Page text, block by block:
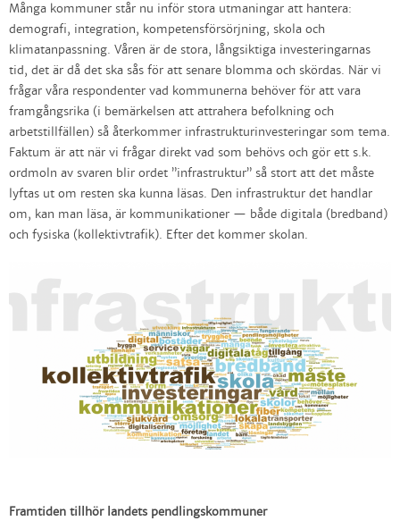
Många kommuner står nu inför stora utmaningar att hantera:
demografi, integration, kompetensförsörjning, skola och
klimatanpassning. Våren är de stora, långsiktiga investeringarnas
tid, det är då det ska sås för att senare blomma och skördas. När vi
frågar våra respondenter vad kommunerna behöver för att vara
framgångsrika (i bemärkelsen att attrahera befolkning och
arbetstillfällen) så återkommer infrastrukturinvesteringar som tema.
Faktum är att när vi frågar direkt vad som behövs och gör ett s.k.
ordmoln av svaren blir ordet ”infrastruktur” så stort att det måste
lyftas ut om resten ska kunna läsas. Den infrastruktur det handlar
om, kan man läsa, är kommunikationer — både digitala (bredband)
och fysiska (kollektivtrafik). Efter det kommer skolan.
Framtiden tillhör landets pendlingskommuner